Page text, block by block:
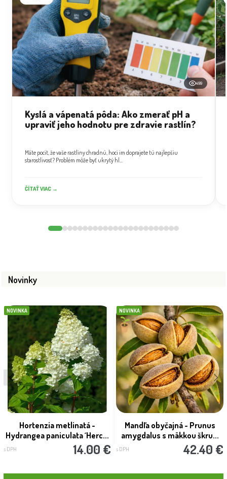
499
Kyslá a vápenatá pôda: Ako zmerať pH a
upraviť jeho hodnotu pre zdravie rastlín?
Máte pocit, že vaše rastliny chradnú, hoci im doprajete tú najlepšiu
starostlivosť? Problém môže byť ukrytý hl...
ČÍTAŤ VIAC →
Novinky
NOVINKA
Hortenzia metlinatá -
Hydrangea paniculata ´Herc...
s DPH 14.00 €
NOVINKA
Mandľa obyčajná - Prunus
amygdalus s mäkkou škru...
s DPH 42.40 €